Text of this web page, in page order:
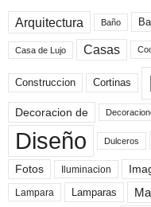
Arquitectura Baño
Casa de Lujo Casas
Construccion Cortinas
Decoracion de
Diseño Dulceros
Fotos Iluminacion
Lampara Lamparas